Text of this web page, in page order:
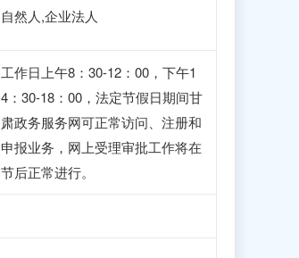
自然人,企业法人
工作日上午8：30-12：00，下午1
4：30-18：00，法定节假日期间甘
肃政务服务网可正常访问、注册和
申报业务，网上受理审批工作将在
节后正常进行。